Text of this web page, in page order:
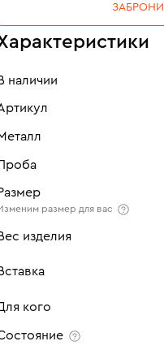
наличии
размер для вас
изделия
Сапфир
Количество
кого